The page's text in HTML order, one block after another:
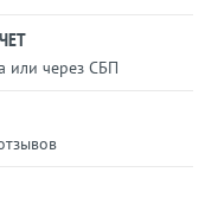
или через СБП